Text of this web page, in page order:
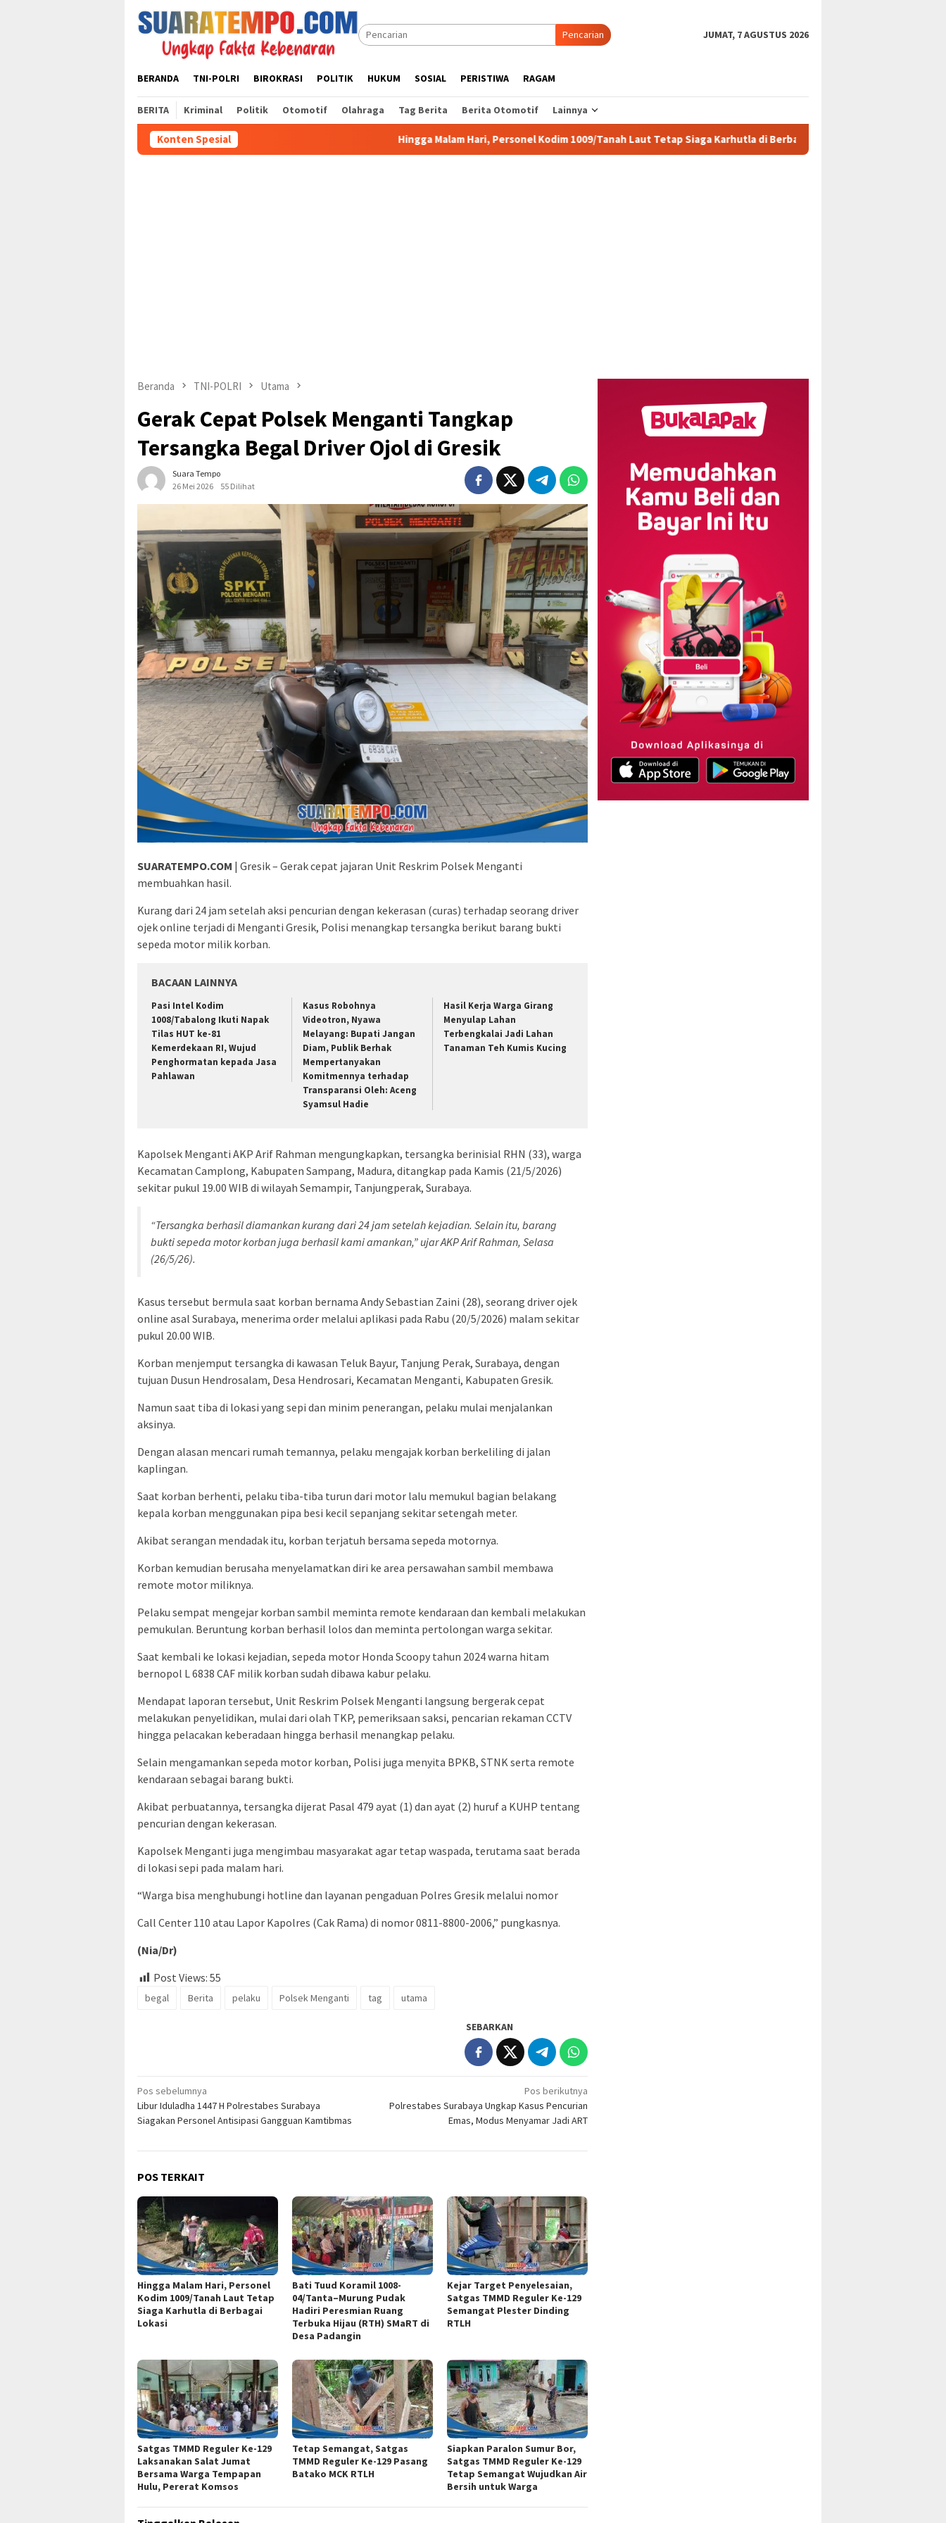
konten
Pencarian JUMAT, 7 AGUSTUS 2026
BERANDA TNI-POLRI BIROKRASI POLITIK HUKUM SOSIAL PERISTIWA RAGAM
BERITA Kriminal Politik Otomotif Olahraga Tag Berita Berita Otomotif Lainnya
Konten Spesial Hingga Malam Hari, Personel Kodim 1009/Tanah Laut Tetap Siaga Karhutla di Berbagai Lokasi
Beranda TNI-POLRI Utama
Gerak Cepat Polsek Menganti Tangkap
Tersangka Begal Driver Ojol di Gresik
Suara Tempo
26 Mei 2026
55 Dilihat
SUARATEMPO.COM | Gresik – Gerak cepat jajaran Unit Reskrim Polsek Menganti
membuahkan hasil.
Kurang dari 24 jam setelah aksi pencurian dengan kekerasan (curas) terhadap seorang driver
ojek online terjadi di Menganti Gresik, Polisi menangkap tersangka berikut barang bukti
sepeda motor milik korban.
BACAAN LAINNYA
Pasi Intel Kodim
1008/Tabalong Ikuti Napak
Tilas HUT ke-81
Kemerdekaan RI, Wujud
Penghormatan kepada Jasa
Pahlawan
Kasus Robohnya
Videotron, Nyawa
Melayang: Bupati Jangan
Diam, Publik Berhak
Mempertanyakan
Komitmennya terhadap
Transparansi Oleh: Aceng
Syamsul Hadie
Hasil Kerja Warga Girang
Menyulap Lahan
Terbengkalai Jadi Lahan
Tanaman Teh Kumis Kucing
Kapolsek Menganti AKP Arif Rahman mengungkapkan, tersangka berinisial RHN (33), warga
Kecamatan Camplong, Kabupaten Sampang, Madura, ditangkap pada Kamis (21/5/2026)
sekitar pukul 19.00 WIB di wilayah Semampir, Tanjungperak, Surabaya.
“Tersangka berhasil diamankan kurang dari 24 jam setelah kejadian. Selain itu, barang
bukti sepeda motor korban juga berhasil kami amankan,” ujar AKP Arif Rahman, Selasa
(26/5/26).
Kasus tersebut bermula saat korban bernama Andy Sebastian Zaini (28), seorang driver ojek
online asal Surabaya, menerima order melalui aplikasi pada Rabu (20/5/2026) malam sekitar
pukul 20.00 WIB.
Korban menjemput tersangka di kawasan Teluk Bayur, Tanjung Perak, Surabaya, dengan
tujuan Dusun Hendrosalam, Desa Hendrosari, Kecamatan Menganti, Kabupaten Gresik.
Namun saat tiba di lokasi yang sepi dan minim penerangan, pelaku mulai menjalankan
aksinya.
Dengan alasan mencari rumah temannya, pelaku mengajak korban berkeliling di jalan
kaplingan.
Saat korban berhenti, pelaku tiba-tiba turun dari motor lalu memukul bagian belakang
kepala korban menggunakan pipa besi kecil sepanjang sekitar setengah meter.
Akibat serangan mendadak itu, korban terjatuh bersama sepeda motornya.
Korban kemudian berusaha menyelamatkan diri ke area persawahan sambil membawa
remote motor miliknya.
Pelaku sempat mengejar korban sambil meminta remote kendaraan dan kembali melakukan
pemukulan. Beruntung korban berhasil lolos dan meminta pertolongan warga sekitar.
Saat kembali ke lokasi kejadian, sepeda motor Honda Scoopy tahun 2024 warna hitam
bernopol L 6838 CAF milik korban sudah dibawa kabur pelaku.
Mendapat laporan tersebut, Unit Reskrim Polsek Menganti langsung bergerak cepat
melakukan penyelidikan, mulai dari olah TKP, pemeriksaan saksi, pencarian rekaman CCTV
hingga pelacakan keberadaan hingga berhasil menangkap pelaku.
Selain mengamankan sepeda motor korban, Polisi juga menyita BPKB, STNK serta remote
kendaraan sebagai barang bukti.
Akibat perbuatannya, tersangka dijerat Pasal 479 ayat (1) dan ayat (2) huruf a KUHP tentang
pencurian dengan kekerasan.
Kapolsek Menganti juga mengimbau masyarakat agar tetap waspada, terutama saat berada
di lokasi sepi pada malam hari.
“Warga bisa menghubungi hotline dan layanan pengaduan Polres Gresik melalui nomor
Call Center 110 atau Lapor Kapolres (Cak Rama) di nomor 0811-8800-2006,” pungkasnya.
(Nia/Dr)
Post Views: 55
begal Berita pelaku Polsek Menganti tag utama
SEBARKAN
Navigasi
pos
Pos sebelumnya
Libur Iduladha 1447 H Polrestabes Surabaya
Siagakan Personel Antisipasi Gangguan Kamtibmas
Pos berikutnya
Polrestabes Surabaya Ungkap Kasus Pencurian
Emas, Modus Menyamar Jadi ART
POS TERKAIT
Hingga Malam Hari, Personel
Kodim 1009/Tanah Laut Tetap
Siaga Karhutla di Berbagai
Lokasi
Bati Tuud Koramil 1008-
04/Tanta–Murung Pudak
Hadiri Peresmian Ruang
Terbuka Hijau (RTH) SMaRT di
Desa Padangin
Kejar Target Penyelesaian,
Satgas TMMD Reguler Ke-129
Semangat Plester Dinding
RTLH
Satgas TMMD Reguler Ke-129
Laksanakan Salat Jumat
Bersama Warga Tempapan
Hulu, Pererat Komsos
Tetap Semangat, Satgas
TMMD Reguler Ke-129 Pasang
Batako MCK RTLH
Siapkan Paralon Sumur Bor,
Satgas TMMD Reguler Ke-129
Tetap Semangat Wujudkan Air
Bersih untuk Warga